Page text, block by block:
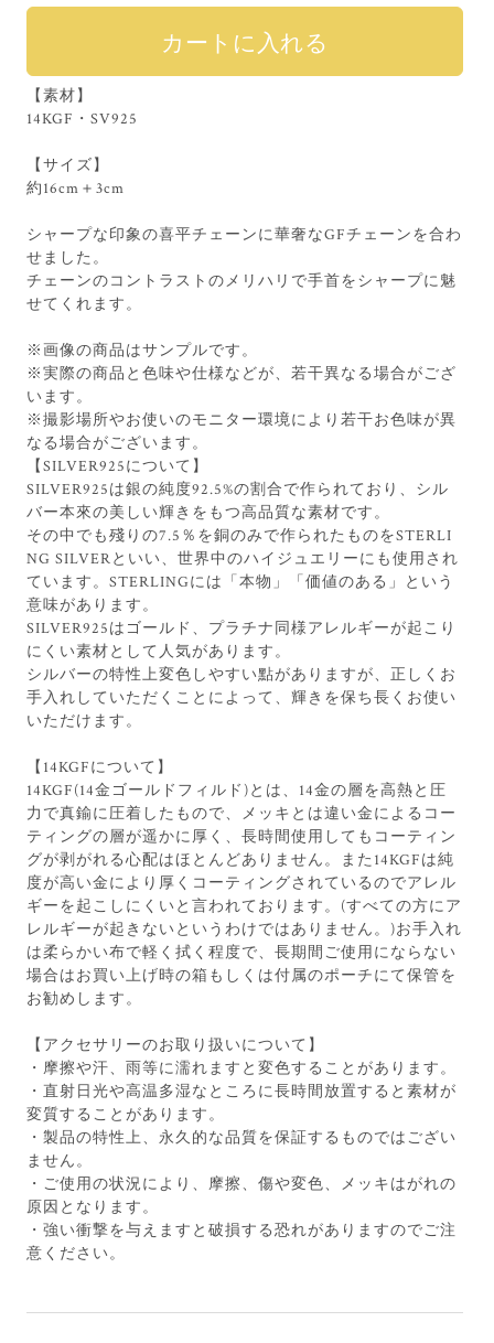
【素材】
14KGF・SV925
【サイズ】
約16cm＋3cm
シャープな印象の喜平チェーンに華奢なGFチェーンを合わ
せました。
チェーンのコントラストのメリハリで手首をシャープに魅
せてくれます。
※画像の商品はサンプルです。
※実際の商品と色味や仕様などが、若干異なる場合がござ
います。
※撮影場所やお使いのモニター環境により若干お色味が異
なる場合がございます。
【SILVER925について】
SILVER925は銀の純度92.5%の割合で作られており、シル
バー本來の美しい輝きをもつ高品質な素材です。
その中でも殘りの7.5％を銅のみで作られたものをSTERLI
NG SILVERといい、世界中のハイジュエリーにも使用され
ています。STERLINGには「本物」「価値のある」という
意味があります。
SILVER925はゴールド、プラチナ同様アレルギーが起こり
にくい素材として人気があります。
シルバーの特性上変色しやすい點がありますが、正しくお
手入れしていただくことによって、輝きを保ち長くお使い
いただけます。
【14KGFについて】
14KGF(14金ゴールドフィルド)とは、14金の層を高熱と圧
力で真鍮に圧着したもので、メッキとは違い金によるコー
ティングの層が遥かに厚く、長時間使用してもコーティン
グが剥がれる心配はほとんどありません。また14KGFは純
度が高い金により厚くコーティングされているのでアレル
ギーを起こしにくいと言われております。(すべての方にア
レルギーが起きないというわけではありません。)お手入れ
は柔らかい布で軽く拭く程度で、長期間ご使用にならない
場合はお買い上げ時の箱もしくは付属のポーチにて保管を
お勧めします。
【アクセサリーのお取り扱いについて】
・摩擦や汗、雨等に濡れますと変色することがあります。
・直射日光や高温多湿なところに長時間放置すると素材が
変質することがあります。
・製品の特性上、永久的な品質を保証するものではござい
ません。
・ご使用の状況により、摩擦、傷や変色、メッキはがれの
原因となります。
・強い衝撃を与えますと破損する恐れがありますのでご注
意ください。